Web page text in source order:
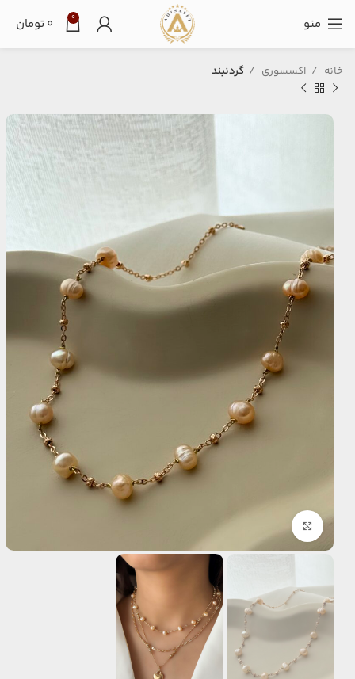
منو 0 ۰تومان
خانه اکسسوری گردنبند
بزرگنمایی تصویر